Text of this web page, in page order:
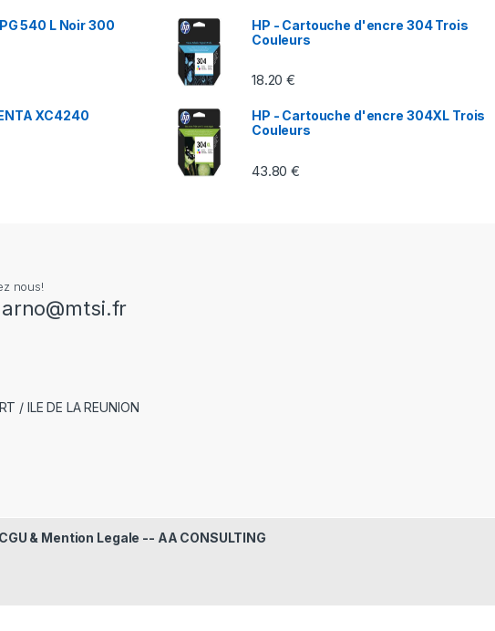
540 L Noir 300
XC4240
HP - Cartouche d'encre 304 Trois
Couleurs
18.20€
HP - Cartouche d'encre 304XL Trois
Couleurs
43.80€
nous!
arno@mtsi.fr
/ ILE DE LA REUNION
CGU & Mention Legale -- AA CONSULTING